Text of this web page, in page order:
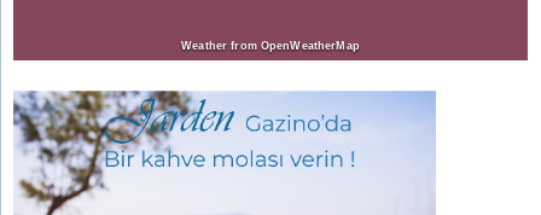
Weather from OpenWeatherMap